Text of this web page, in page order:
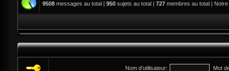
9508 messages au total | 950 sujets au total | 727 membres au total |
Nom d’utilisateur: Mot